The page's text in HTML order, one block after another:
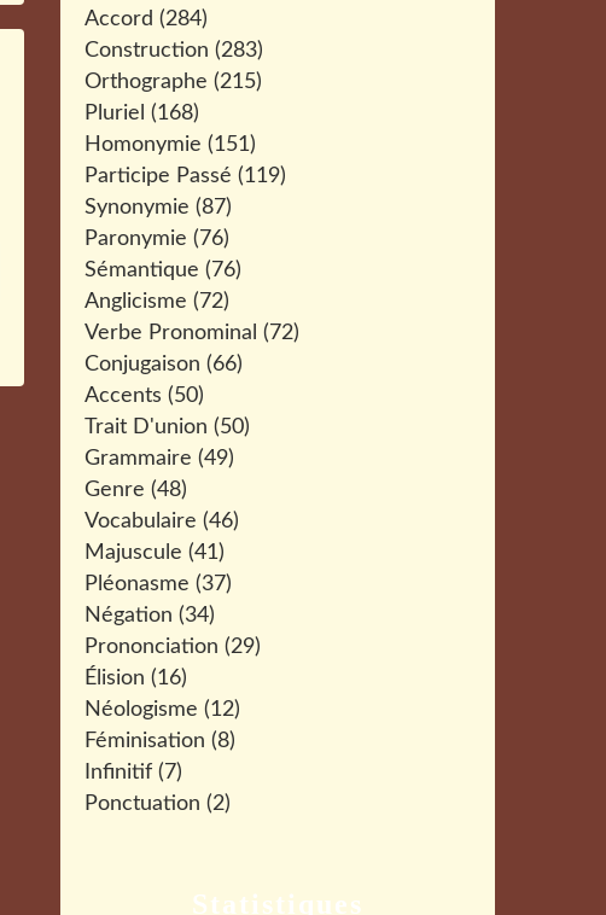
Accord (284)
Construction (283)
Orthographe (215)
Pluriel (168)
Homonymie (151)
Participe Passé (119)
Synonymie (87)
Paronymie (76)
Sémantique (76)
Anglicisme (72)
Verbe Pronominal (72)
Conjugaison (66)
Accents (50)
Trait D'union (50)
Grammaire (49)
Genre (48)
Vocabulaire (46)
Majuscule (41)
Pléonasme (37)
Négation (34)
Prononciation (29)
Élision (16)
Néologisme (12)
Féminisation (8)
Infinitif (7)
Ponctuation (2)
Statistiques